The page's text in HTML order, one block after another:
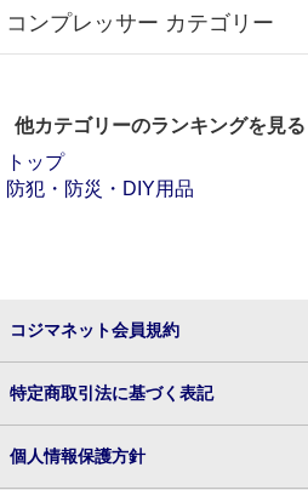
コンプレッサー カテゴリー
他カテゴリーのランキングを見る
トップ
防犯・防災・DIY用品
コジマネット会員規約
特定商取引法に基づく表記
個人情報保護方針